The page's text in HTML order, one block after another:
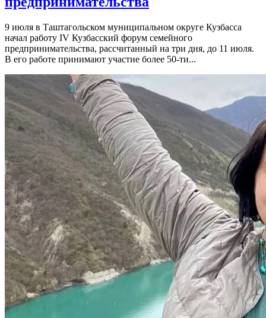
9 июля в Таштагольском муниципальном округе Кузбасса
начал работу IV Кузбасский форум семейного
предпринимательства, рассчитанный на три дня, до 11 июля.
В его работе принимают участие более 50-ти...